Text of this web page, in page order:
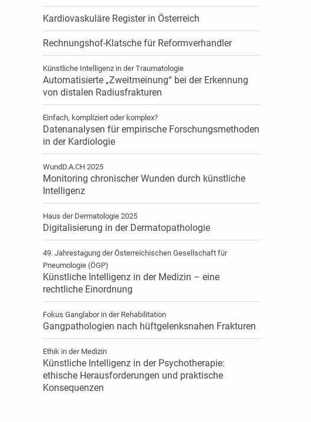
Kardiovaskuläre Register in Österreich
Rechnungshof-Klatsche für Reformverhandler
Künstliche Intelligenz in der Traumatologie
Automatisierte „Zweitmeinung“ bei der Erkennung
von distalen Radiusfrakturen
Einfach, kompliziert oder komplex?
Datenanalysen für empirische Forschungsmethoden
in der Kardiologie
WundD.A.CH 2025
Monitoring chronischer Wunden durch künstliche
Intelligenz
Haus der Dermatologie 2025
Digitalisierung in der Dermatopathologie
49. Jahrestagung der Österreichischen Gesellschaft für
Pneumologie (ÖGP)
Künstliche Intelligenz in der Medizin – eine
rechtliche Einordnung
Fokus Ganglabor in der Rehabilitation
Gangpathologien nach hüftgelenksnahen Frakturen
Ethik in der Medizin
Künstliche Intelligenz in der Psychotherapie:
ethische Herausforderungen und praktische
Konsequenzen